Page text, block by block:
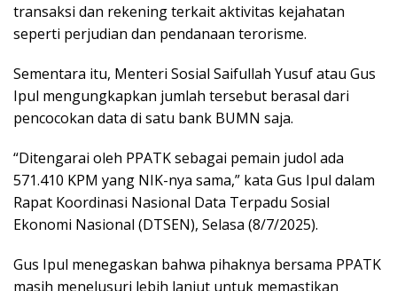
transaksi dan rekening terkait aktivitas kejahatan
seperti perjudian dan pendanaan terorisme.
Sementara itu, Menteri Sosial Saifullah Yusuf atau Gus
Ipul mengungkapkan jumlah tersebut berasal dari
pencocokan data di satu bank BUMN saja.
“Ditengarai oleh PPATK sebagai pemain judol ada
571.410 KPM yang NIK-nya sama,” kata Gus Ipul dalam
Rapat Koordinasi Nasional Data Terpadu Sosial
Ekonomi Nasional (DTSEN), Selasa (8/7/2025).
Gus Ipul menegaskan bahwa pihaknya bersama PPATK
masih menelusuri lebih lanjut untuk memastikan